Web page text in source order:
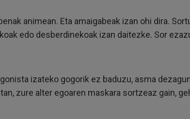
animean. Eta amaigabeak izan ohi dira.
edo desberdinekoak izan daitezke. Sor
izateko gogorik ez baduzu, asma
zure alter egoaren maskara sortzeaz gain,